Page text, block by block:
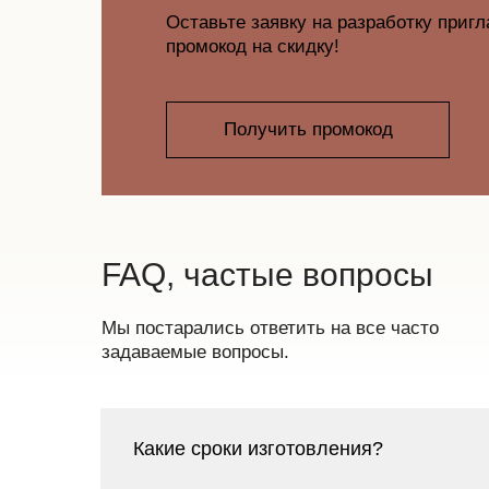
Получить промокод
Оставьте заявку на разработку
промокод на скидку!
FAQ, частые вопросы
Мы постарались ответить на все часто
задаваемые вопросы.
Какие сроки изготовления?